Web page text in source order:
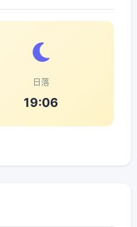
日落
19:06